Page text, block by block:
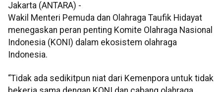
Jakarta (ANTARA) -
Wakil Menteri Pemuda dan Olahraga Taufik Hidayat
menegaskan peran penting Komite Olahraga Nasional
Indonesia (KONI) dalam ekosistem olahraga
Indonesia.
“Tidak ada sedikitpun niat dari Kemenpora untuk tidak